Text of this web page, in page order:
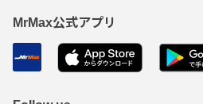
MrMax公式アプリ